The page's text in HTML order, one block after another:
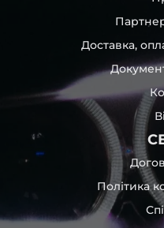
Доставка,
Політика